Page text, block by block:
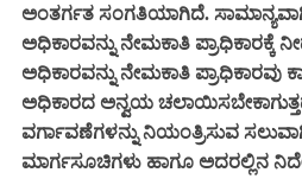
ಅಂತರ್ಗತ ಸಂಗತಿಯಾಗಿದೆ.
ಅಧಿಕಾರವನ್ನು ನೇಮಕಾತಿ
ಅಧಿಕಾರವನ್ನು ನೇಮಕಾತಿ ಪ್ರಾಧಿಕಾರವು
ಅಧಿಕಾರದ ಅನ್ವಯ
ವರ್ಗಾವಣೆಗಳನ್ನು ನಿಯಂತ್ರಿಸುವ
ಮಾರ್ಗಸೂಚಿಗಳು ಹಾಗೂ ಅದರಲ್ಲಿನ